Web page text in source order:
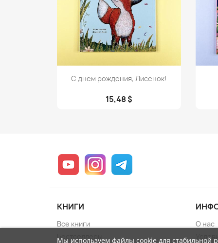
Просмотр
С днем рождения, Лисенок!
15,48 $
YouTube Instagram
КНИГИ
Все книги
Бестселлеры
О нас
Мы используем файлы cookie для стабильной